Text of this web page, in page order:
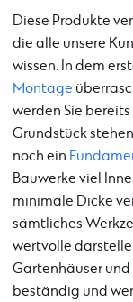
Diese Produkte
die alle unsere
wissen. In dem
Montage
werden Sie
Grundstück
noch ein
Bauwerke viel
minimale Dicke
sämtliches
wertvolle
Gartenhäuser und
beständig und